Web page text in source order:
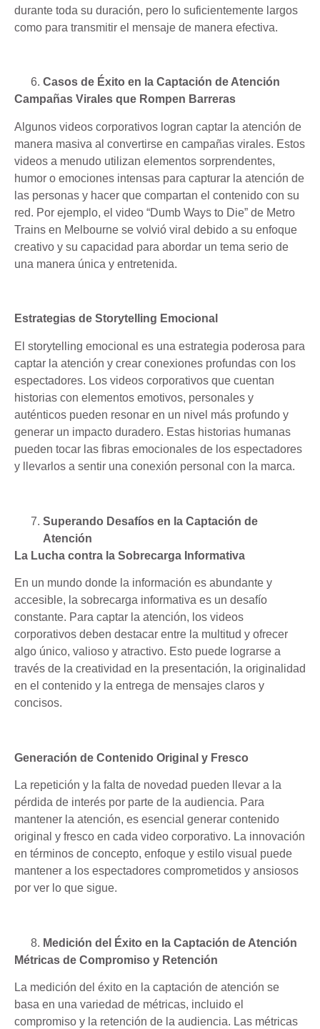
durante toda su duración, pero lo suficientemente largos
como para transmitir el mensaje de manera efectiva.
Casos de Éxito en la Captación de Atención
Campañas Virales que Rompen Barreras
Algunos videos corporativos logran captar la atención de
manera masiva al convertirse en campañas virales. Estos
videos a menudo utilizan elementos sorprendentes,
humor o emociones intensas para capturar la atención de
las personas y hacer que compartan el contenido con su
red. Por ejemplo, el video “Dumb Ways to Die” de Metro
Trains en Melbourne se volvió viral debido a su enfoque
creativo y su capacidad para abordar un tema serio de
una manera única y entretenida.
Estrategias de Storytelling Emocional
El storytelling emocional es una estrategia poderosa para
captar la atención y crear conexiones profundas con los
espectadores. Los videos corporativos que cuentan
historias con elementos emotivos, personales y
auténticos pueden resonar en un nivel más profundo y
generar un impacto duradero. Estas historias humanas
pueden tocar las fibras emocionales de los espectadores
y llevarlos a sentir una conexión personal con la marca.
Superando Desafíos en la Captación de
Atención
La Lucha contra la Sobrecarga Informativa
En un mundo donde la información es abundante y
accesible, la sobrecarga informativa es un desafío
constante. Para captar la atención, los videos
corporativos deben destacar entre la multitud y ofrecer
algo único, valioso y atractivo. Esto puede lograrse a
través de la creatividad en la presentación, la originalidad
en el contenido y la entrega de mensajes claros y
concisos.
Generación de Contenido Original y Fresco
La repetición y la falta de novedad pueden llevar a la
pérdida de interés por parte de la audiencia. Para
mantener la atención, es esencial generar contenido
original y fresco en cada video corporativo. La innovación
en términos de concepto, enfoque y estilo visual puede
mantener a los espectadores comprometidos y ansiosos
por ver lo que sigue.
Medición del Éxito en la Captación de Atención
Métricas de Compromiso y Retención
La medición del éxito en la captación de atención se
basa en una variedad de métricas, incluido el
compromiso y la retención de la audiencia. Las métricas